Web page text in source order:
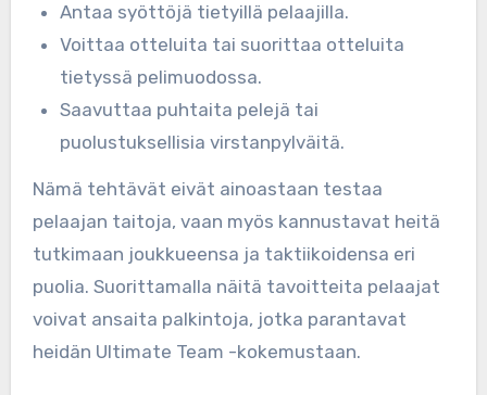
Antaa syöttöjä tietyillä pelaajilla.
Voittaa otteluita tai suorittaa otteluita
tietyssä pelimuodossa.
Saavuttaa puhtaita pelejä tai
puolustuksellisia virstanpylväitä.
Nämä tehtävät eivät ainoastaan testaa
pelaajan taitoja, vaan myös kannustavat heitä
tutkimaan joukkueensa ja taktiikoidensa eri
puolia. Suorittamalla näitä tavoitteita pelaajat
voivat ansaita palkintoja, jotka parantavat
heidän Ultimate Team -kokemustaan.